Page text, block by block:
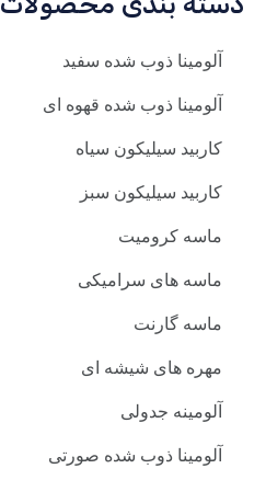
آلومینا ذوب شده سفید
آلومینا ذوب شده قهوه ای
کاربید سیلیکون سیاه
کاربید سیلیکون سبز
ماسه کرومیت
ماسه های سرامیکی
ماسه گارنت
مهره های شیشه ای
آلومینه جدولی
آلومینا ذوب شده صورتی